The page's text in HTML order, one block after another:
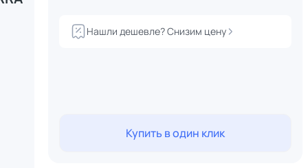
Нашли дешевле? Снизим цену
Купить в один клик